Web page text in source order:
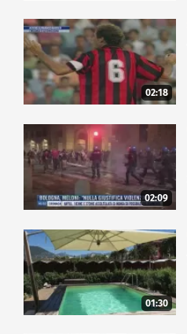
02:18
02:09
01:30